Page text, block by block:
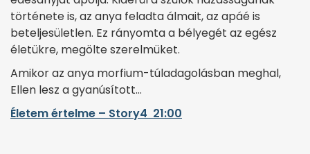
története is, az anya feladta álmait, az apáé is
beteljesületlen. Ez rányomta a bélyegét az egész
életükre, megölte szerelmüket.
Amikor az anya morfium-túladagolásban meghal,
Ellen lesz a gyanúsított…
Életem értelme – Story4 21:00